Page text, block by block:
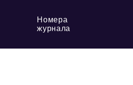
Номера
журнала